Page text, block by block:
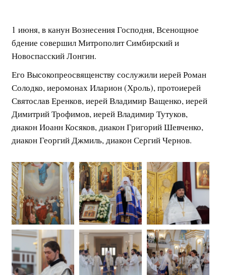
1 июня, в канун Вознесения Господня, Всенощное
бдение совершил Митрополит Симбирский и
Новоспасский Лонгин.
Его Высокопреосвященству сослужили иерей Роман
Солодко, иеромонах Иларион (Хроль), протоиерей
Святослав Еренков, иерей Владимир Ващенко, иерей
Димитрий Трофимов, иерей Владимир Тутуков,
диакон Иоанн Косяков, диакон Григорий Шевченко,
диакон Георгий Джмиль, диакон Сергий Чернов.